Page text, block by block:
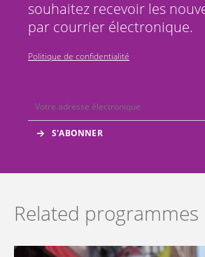
souhaitez recevoir les
par courrier électronique.
Politique de confidentialité
Related programmes